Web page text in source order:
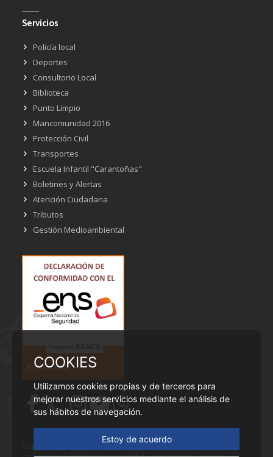
COOKIES
Utilizamos cookies propias y de terceros para
mejorar nuestros servicios mediante el análisis de
sus hábitos de navegación.
Estoy de acuerdo
Servicios
Policía local
Deportes
Consultorio Local
Biblioteca
Punto Limpio
Mancomunidad 2016
Protección Civil
Transportes
Escuela Infantil "Carantoñas"
Boletines y Alertas
Atención Ciudadana
Tributos
Gestión Medioambiental
Copyright © Ayuntamiento de Cobeña - Todos los derechos